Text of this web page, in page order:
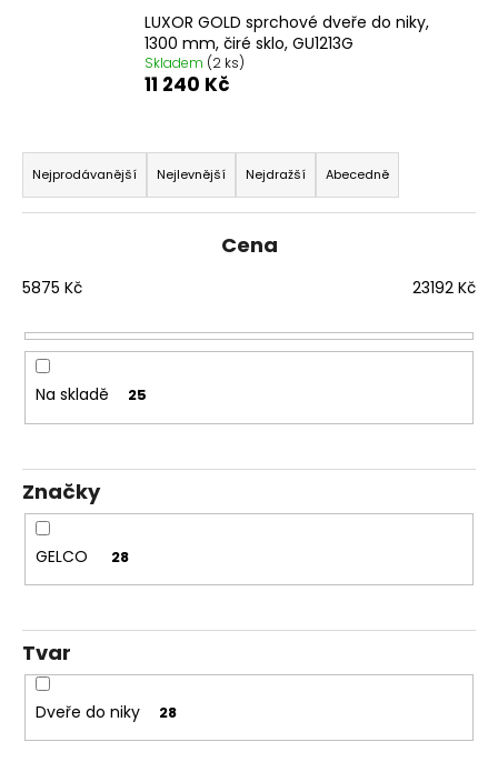
LUXOR GOLD sprchové dveře do niky,
1300 mm, čiré sklo, GU1213G
Skladem (2 ks)
11 240 Kč
Ř
a
z
í
p
r
o
d
k
t
ů
Nejprodávanější Nejlevnější Nejdražší Abecedně
Cena
5875 Kč 23192 Kč
Na skladě 25
Značky
GELCO 28
Tvar
Dveře do niky 28
VOLCANO
CHROM
SPRCHOVÉ
1400MM,
SKLO,
GV1014
16
792
990
Kč